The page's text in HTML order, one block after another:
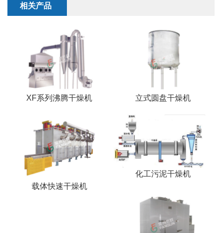
相关产品
XF系列沸腾干燥机 立式圆盘干燥机
载体快速干燥机
化工污泥干燥机